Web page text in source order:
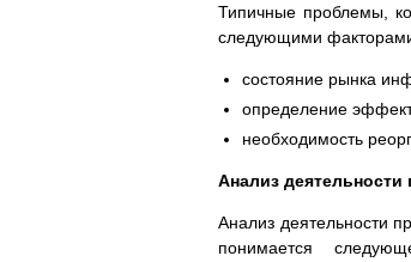
Типичные проблемы,
следующими
состояние рынка
определение
необходимость
Анализ деятельности
Анализ деятельности
понимается